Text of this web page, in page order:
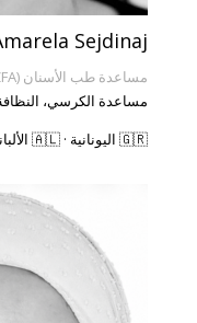
Sejdinaj
مساعدة طب الأسنان (ZFA)
مساعدة الكرسي،
🇬🇷 اليونانية · 🇦🇱 الألبانية · 🇬🇧 الإنجليزية · 🇩🇪 الألمانية